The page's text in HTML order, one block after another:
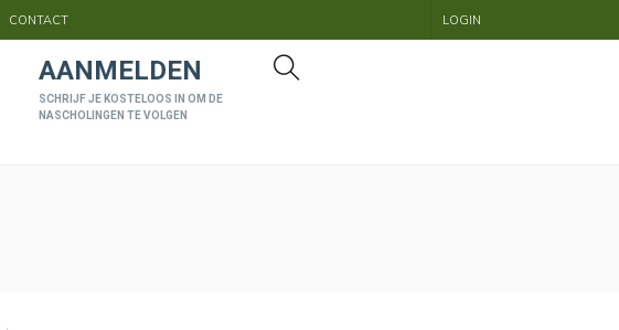
CONTACT LOGIN
AANMELDEN
SCHRIJF JE KOSTELOOS IN OM DE
NASCHOLINGEN TE VOLGEN